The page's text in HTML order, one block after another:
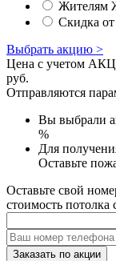
Жителям
Скидка от
Выбрать акцию >
Цена с учетом
руб.
Отправляются
Вы выбрали
%
Для
Оставьте
Оставьте свой
стоимость потолка
Заказать по акции